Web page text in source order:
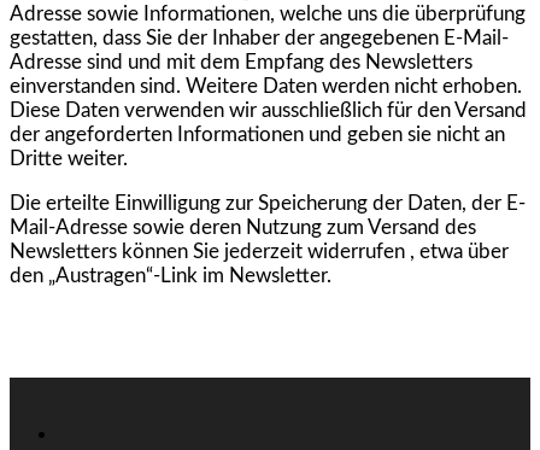
Adresse sowie Informationen, welche uns die überprüfung
gestatten, dass Sie der Inhaber der angegebenen E-Mail-
Adresse sind und mit dem Empfang des Newsletters
einverstanden sind. Weitere Daten werden nicht erhoben.
Diese Daten verwenden wir ausschließlich für den Versand
der angeforderten Informationen und geben sie nicht an
Dritte weiter.
Die erteilte Einwilligung zur Speicherung der Daten, der E-
Mail-Adresse sowie deren Nutzung zum Versand des
Newsletters können Sie jederzeit widerrufen , etwa über
den „Austragen“-Link im Newsletter.